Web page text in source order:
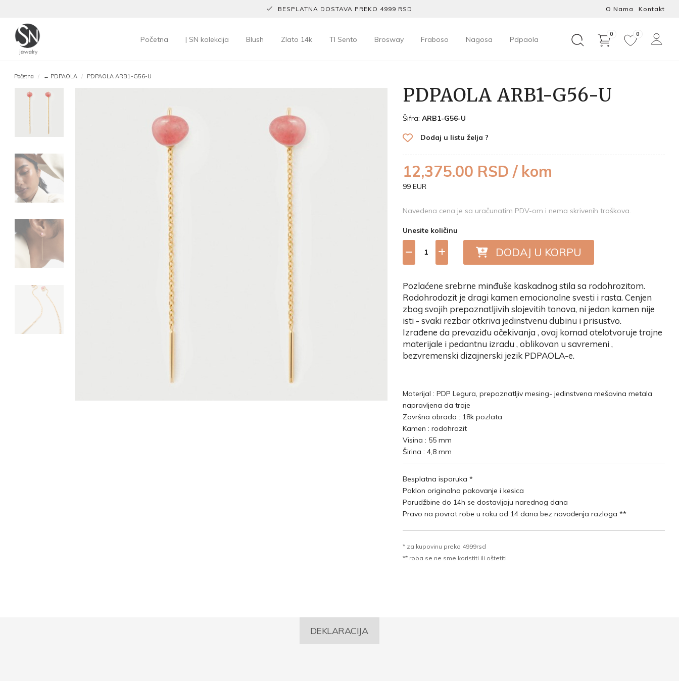
BESPLATNA DOSTAVA PREKO 4999 RSD O Nama Kontakt
Početna | SN kolekcija Blush Zlato 14k TI Sento Brosway Fraboso Nagosa Pdpaola
0 0
Početna ← PDPAOLA PDPAOLA ARB1-G56-U
PDPAOLA ARB1-G56-U
Šifra: ARB1-G56-U
Dodaj u listu želja ?
12,375.00 RSD / kom
99 EUR
Navedena cena je sa uračunatim PDV-om i nema skrivenih troškova.
Unesite količinu
DODAJ U KORPU
Pozlaćene srebrne minđuše kaskadnog stila sa rodohrozitom.
Rodohrodozit je dragi kamen emocionalne svesti i rasta. Cenjen
zbog svojih prepoznatljivih slojevitih tonova, ni jedan kamen nije
isti - svaki rezbar otkriva jedinstvenu dubinu i prisustvo.
Izrađene da prevaziđu očekivanja , ovaj komad otelotvoruje trajne
materijale i pedantnu izradu , oblikovan u savremeni ,
bezvremenski dizajnerski jezik PDPAOLA-e.
Materijal : PDP Legura, prepoznatljiv mesing- jedinstvena mešavina metala
napravljena da traje
Završna obrada : 18k pozlata
Kamen : rodohrozit
Visina : 55 mm
Širina : 4,8 mm
Besplatna isporuka *
Poklon originalno pakovanje i kesica
Porudžbine do 14h se dostavljaju narednog dana
Pravo na povrat robe u roku od 14 dana bez navođenja razloga **
* za kupovinu preko 4999rsd
** roba se ne sme koristiti ili oštetiti
DEKLARACIJA